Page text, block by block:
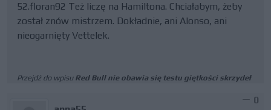
52.floran92 Też liczę na Hamiltona. Chciałabym, żeby
został znów mistrzem. Dokładnie, ani Alonso, ani
nieogarnięty Vettelek.
Przejdź do wpisu Red Bull nie obawia się testu giętkości skrzydeł
0